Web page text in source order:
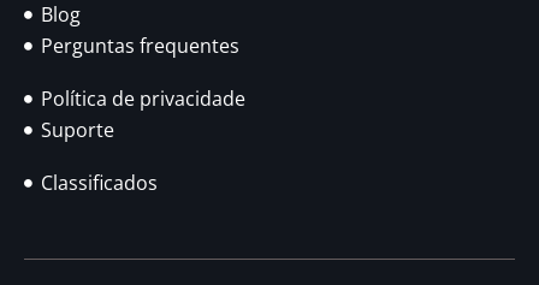
Blog
Perguntas frequentes
Política de privacidade
Suporte
Classificados